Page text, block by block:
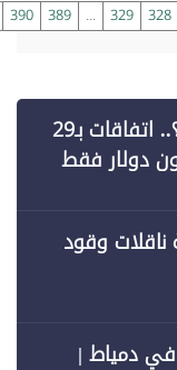
329
...
389
390
»
أين ذهبت قروض "عهد السيسي"؟.. اتفاقات بـ29
490 مليون دولار فقط
وقود
دمياط |